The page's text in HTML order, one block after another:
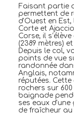
Faisant partie
permettent de
d'Ouest en
Corte et
Corse, il
(2389 mètres)
Depuis le col,
points de vue
randonnée
Anglais,
réputées.
rochers sur
baignade
ses eaux d'une
de fraîcheur